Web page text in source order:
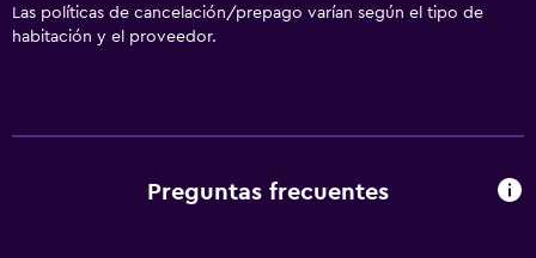
Inodoro con cisterna alta
General
Las políticas de cancelación/prepago varían según el tipo de
habitación y el proveedor.
Preguntas frecuentes